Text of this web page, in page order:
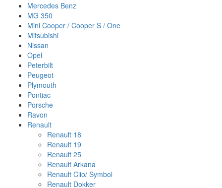
Mercedes Benz
MG 350
Mini Cooper / Cooper S / One
Mitsubishi
Nissan
Opel
Peterbilt
Peugeot
Plymouth
Pontiac
Porsche
Ravon
Renault
Renault 18
Renault 19
Renault 25
Renault Arkana
Renault Clio/ Symbol
Renault Dokker